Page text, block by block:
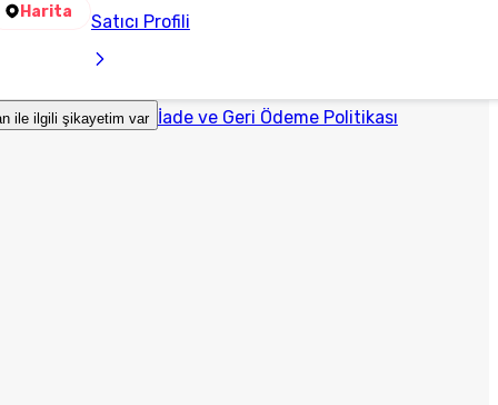
Harita Satıcı Profili
ile ilgili şikayetim var İade ve Geri Ödeme Politikası